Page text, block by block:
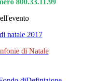
800.33.11.99
di Natale